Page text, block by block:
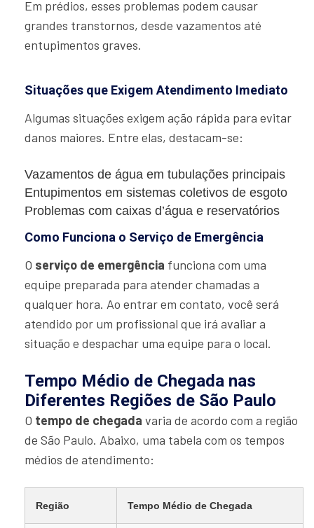
Em prédios, esses problemas podem causar
grandes transtornos, desde vazamentos até
entupimentos graves.
Situações que Exigem Atendimento Imediato
Algumas situações exigem ação rápida para evitar
danos maiores. Entre elas, destacam-se:
Vazamentos de água em tubulações principais
Entupimentos em sistemas coletivos de esgoto
Problemas com caixas d’água e reservatórios
Como Funciona o Serviço de Emergência
O serviço de emergência funciona com uma
equipe preparada para atender chamadas a
qualquer hora. Ao entrar em contato, você será
atendido por um profissional que irá avaliar a
situação e despachar uma equipe para o local.
Tempo Médio de Chegada nas
Diferentes Regiões de São Paulo
O tempo de chegada varia de acordo com a região
de São Paulo. Abaixo, uma tabela com os tempos
médios de atendimento:
Região Tempo Médio de Chegada